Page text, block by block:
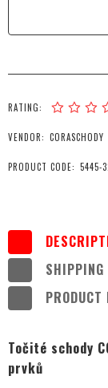
RATING:
VENDOR: CORASCHODY
PRODUCT CODE: 5445-
SHIPPING
Točité schody
prvků